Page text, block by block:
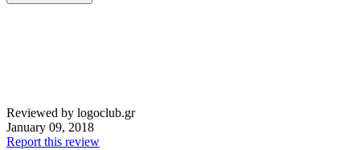
Reviewed by logoclub.gr
January 09, 2018
Report this review